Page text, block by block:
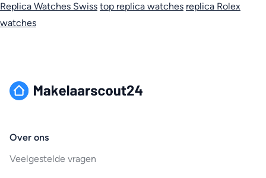
Replica Watches Swiss top replica watches replica Rolex
watches
Over ons
Veelgestelde vragen